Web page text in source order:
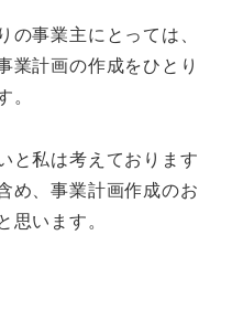
事業主にとっては、
業計画の作成をひとり
と私は考えております
め、事業計画作成のお
います。